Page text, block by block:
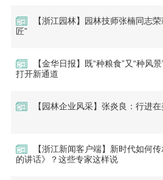
【浙江园林】园林技师张楠同志
匠”
【金华日报】既“种粮食”又“种风
打开新通道
【园林企业风采】张炎良：行进
【浙江新闻客户端】新时代如何
的讲话》？这些专家这样说